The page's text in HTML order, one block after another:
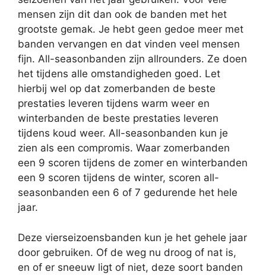
mensen zijn dit dan ook de banden met het
grootste gemak. Je hebt geen gedoe meer met
banden vervangen en dat vinden veel mensen
fijn. All-seasonbanden zijn allrounders. Ze doen
het tijdens alle omstandigheden goed. Let
hierbij wel op dat zomerbanden de beste
prestaties leveren tijdens warm weer en
winterbanden de beste prestaties leveren
tijdens koud weer. All-seasonbanden kun je
zien als een compromis. Waar zomerbanden
een 9 scoren tijdens de zomer en winterbanden
een 9 scoren tijdens de winter, scoren all-
seasonbanden een 6 of 7 gedurende het hele
jaar.
Deze vierseizoensbanden kun je het gehele jaar
door gebruiken. Of de weg nu droog of nat is,
en of er sneeuw ligt of niet, deze soort banden